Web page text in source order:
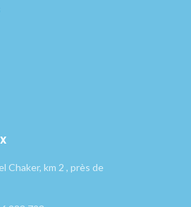
Chaker, km 2 , près de